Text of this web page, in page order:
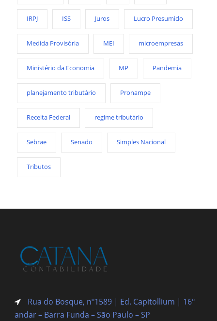
IRPJ ISS Juros Lucro Presumido
Medida Provisória MEI microempresas
Ministério da Economia MP Pandemia
planejamento tributário Pronampe
Receita Federal regime tributário
Sebrae Senado Simples Nacional
Tributos
Rua do Bosque, nº1589 | Ed. Capitollium | 16º
andar – Barra Funda – São Paulo – SP